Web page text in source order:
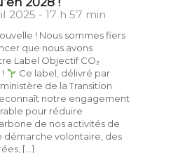
2025 - 17 h 57 min
! Nous sommes fiers
que nous avons
Label Objectif CO₂
!
Ce label, délivré par
ministère de la Transition
notre engagement
pour réduire
de nos activités de
démarche volontaire, des
[…]